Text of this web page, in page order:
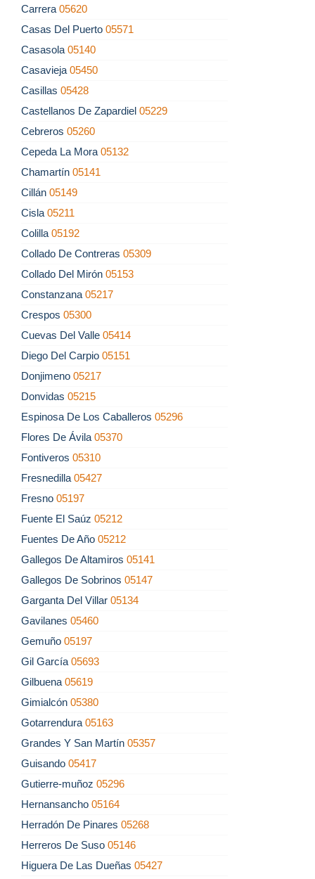
Carrera 05620
Casas Del Puerto 05571
Casasola 05140
Casavieja 05450
Casillas 05428
Castellanos De Zapardiel 05229
Cebreros 05260
Cepeda La Mora 05132
Chamartín 05141
Cillán 05149
Cisla 05211
Colilla 05192
Collado De Contreras 05309
Collado Del Mirón 05153
Constanzana 05217
Crespos 05300
Cuevas Del Valle 05414
Diego Del Carpio 05151
Donjimeno 05217
Donvidas 05215
Espinosa De Los Caballeros 05296
Flores De Ávila 05370
Fontiveros 05310
Fresnedilla 05427
Fresno 05197
Fuente El Saúz 05212
Fuentes De Año 05212
Gallegos De Altamiros 05141
Gallegos De Sobrinos 05147
Garganta Del Villar 05134
Gavilanes 05460
Gemuño 05197
Gil García 05693
Gilbuena 05619
Gimialcón 05380
Gotarrendura 05163
Grandes Y San Martín 05357
Guisando 05417
Gutierre-muñoz 05296
Hernansancho 05164
Herradón De Pinares 05268
Herreros De Suso 05146
Higuera De Las Dueñas 05427